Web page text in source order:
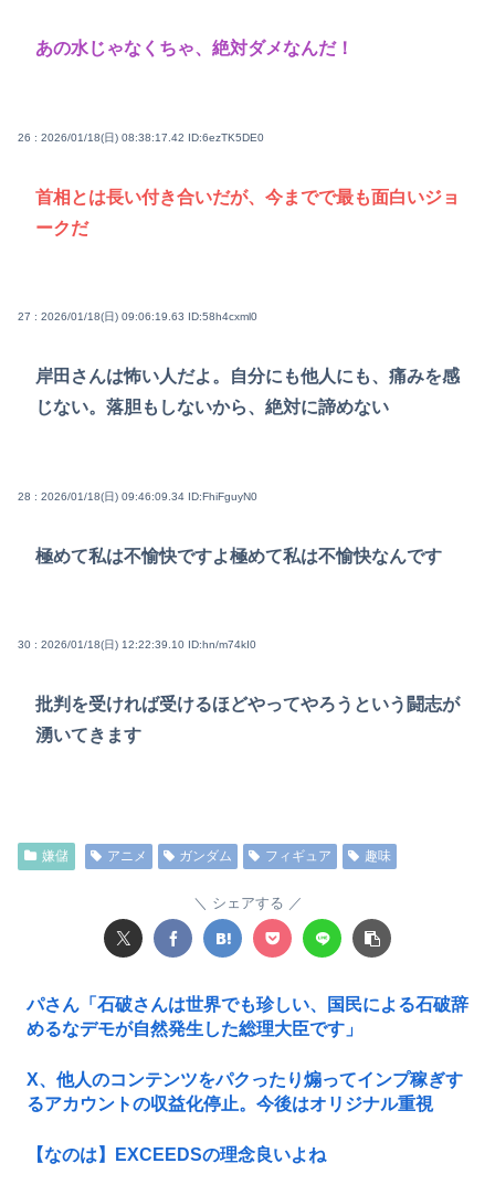
あの水じゃなくちゃ、絶対ダメなんだ！
26 : 2026/01/18(日) 08:38:17.42 ID:6ezTK5DE0
首相とは長い付き合いだが、今までで最も面白いジョ
ークだ
27 : 2026/01/18(日) 09:06:19.63 ID:58h4cxml0
岸田さんは怖い人だよ。自分にも他人にも、痛みを感
じない。落胆もしないから、絶対に諦めない
28 : 2026/01/18(日) 09:46:09.34 ID:FhiFguyN0
極めて私は不愉快ですよ極めて私は不愉快なんです
30 : 2026/01/18(日) 12:22:39.10 ID:hn/m74kI0
批判を受ければ受けるほどやってやろうという闘志が
湧いてきます
嫌儲 アニメ ガンダム フィギュア 趣味
シェアする
パさん「石破さんは世界でも珍しい、国民による石破辞
めるなデモが自然発生した総理大臣です」
X、他人のコンテンツをパクったり煽ってインプ稼ぎす
るアカウントの収益化停止。今後はオリジナル重視
【なのは】EXCEEDSの理念良いよね